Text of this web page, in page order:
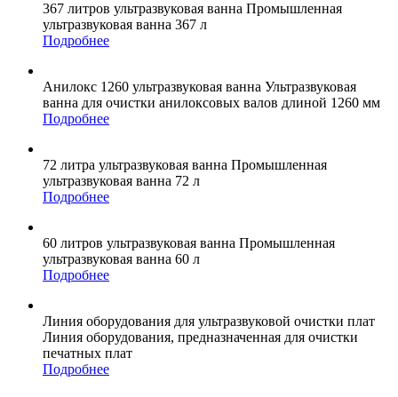
367 литров ультразвуковая ванна Промышленная
ультразвуковая ванна 367 л
Подробнее
Анилокс 1260 ультразвуковая ванна Ультразвуковая
ванна для очистки анилоксовых валов длиной 1260 мм
Подробнее
72 литра ультразвуковая ванна Промышленная
ультразвуковая ванна 72 л
Подробнее
60 литров ультразвуковая ванна Промышленная
ультразвуковая ванна 60 л
Подробнее
Линия оборудования для ультразвуковой очистки плат
Линия оборудования, предназначенная для очистки
печатных плат
Подробнее